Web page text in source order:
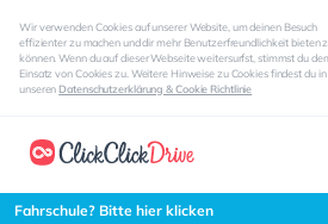
Wir verwenden Cookies auf unserer Website, um deinen Besuch
effizienter zu machen und dir mehr Benutzerfreundlichkeit bieten
können. Wenn du auf dieser Webseite weitersurfst, stimmst du
Einsatz von Cookies zu. Weitere Hinweise zu Cookies findest du in
unserenDatenschutzerklärung & Cookie Richtlinie
Fahrschule? Bitte hier klicken